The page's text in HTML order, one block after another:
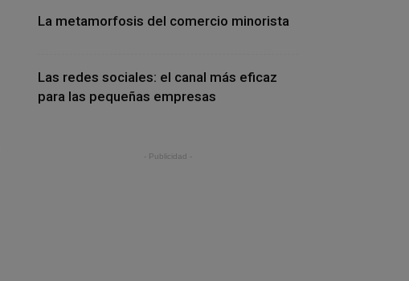
La metamorfosis del comercio minorista
Las redes sociales: el canal más eficaz
para las pequeñas empresas
- Publicidad -